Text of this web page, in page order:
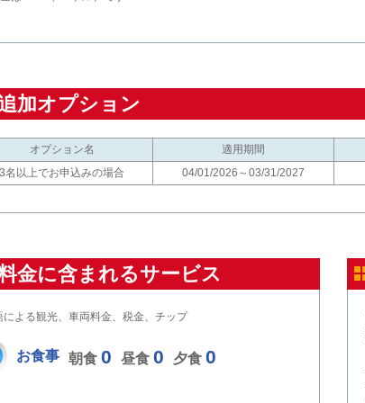
加オプション
オプション名 適用期間
3名以上でお申込みの場合
04/01/2026～03/31/2027
金に含まれるサービス
による観光、車両料金、税金、チップ
お食事 朝食 0 昼食 0 夕食 0